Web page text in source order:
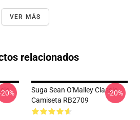
VER MÁS
relacionados
Suga Sean O'Malley Classic
Camiseta RB2709
-20%